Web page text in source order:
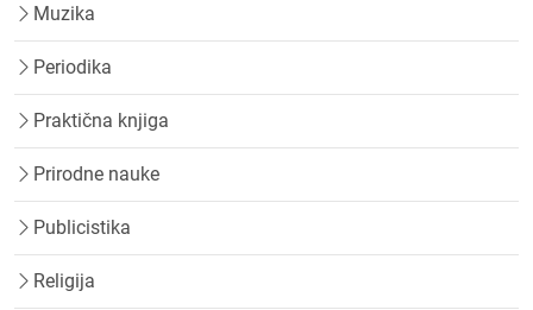
Muzika
Periodika
Praktična knjiga
Prirodne nauke
Publicistika
Religija